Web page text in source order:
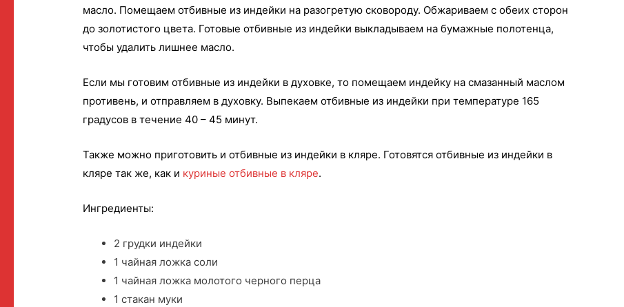
масло. Помещаем отбивные из индейки на разогретую сковороду. Обжариваем с обеих сторон
до золотистого цвета. Готовые отбивные из индейки выкладываем на бумажные полотенца,
чтобы удалить лишнее масло.
Если мы готовим отбивные из индейки в духовке, то помещаем индейку на смазанный маслом
противень, и отправляем в духовку. Выпекаем отбивные из индейки при температуре 165
градусов в течение 40 – 45 минут.
Также можно приготовить и отбивные из индейки в кляре. Готовятся отбивные из индейки в
кляре так же, как и куриные отбивные в кляре.
Ингредиенты:
2 грудки индейки
1 чайная ложка соли
1 чайная ложка молотого черного перца
1 стакан муки